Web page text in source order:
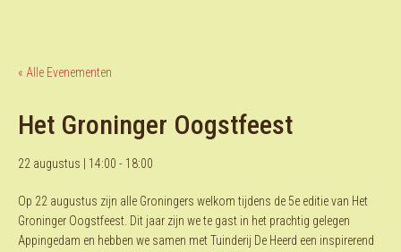
« Alle Evenementen
Het Groninger Oogstfeest
22 augustus | 14:00 - 18:00
Op 22 augustus zijn alle Groningers welkom tijdens de 5e editie van Het
Groninger Oogstfeest. Dit jaar zijn we te gast in het prachtig gelegen
Appingedam en hebben we samen met Tuinderij De Heerd een inspirerend